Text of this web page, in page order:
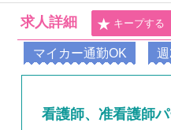
求人詳細 キープする
マイカー通勤OK
看護師、准看護師